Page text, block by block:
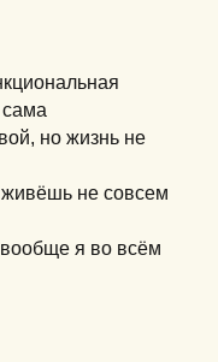
но жизнь не
живёшь не совсем
я во всём